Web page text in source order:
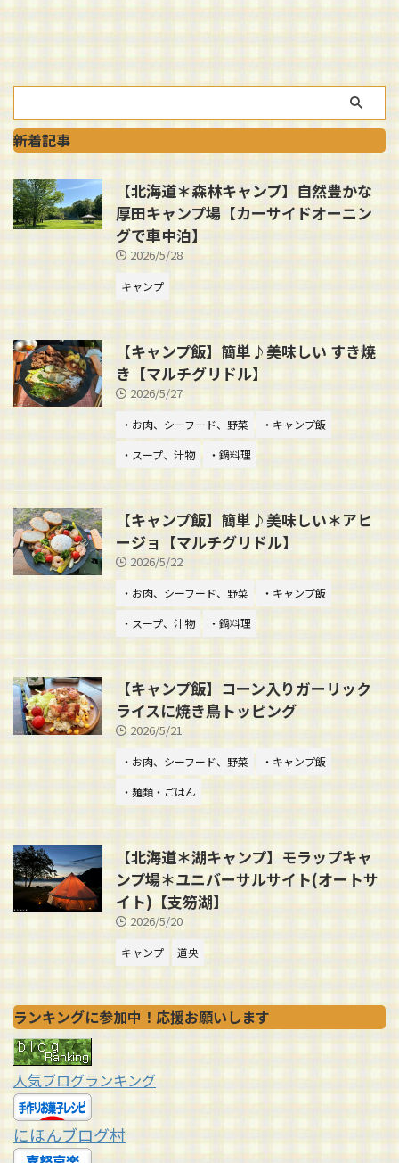
新着記事
【北海道＊森林キャンプ】自然豊かな
厚田キャンプ場【カーサイドオーニン
グで車中泊】
2026/5/28
キャンプ
【キャンプ飯】簡単♪美味しい すき焼
き【マルチグリドル】
2026/5/27
・お肉、シーフード、野菜
・キャンプ飯
・スープ、汁物
・鍋料理
【キャンプ飯】簡単♪美味しい＊アヒ
ージョ【マルチグリドル】
2026/5/22
・お肉、シーフード、野菜
・キャンプ飯
・スープ、汁物
・鍋料理
【キャンプ飯】コーン入りガーリック
ライスに焼き鳥トッピング
2026/5/21
・お肉、シーフード、野菜
・キャンプ飯
・麺類・ごはん
【北海道＊湖キャンプ】モラップキャ
ンプ場＊ユニバーサルサイト(オートサ
イト)【支笏湖】
2026/5/20
キャンプ 道央
ランキングに参加中！応援お願いします
人気ブログランキング
にほんブログ村